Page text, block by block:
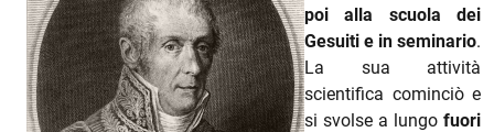
poi alla scuola dei
Gesuiti e in seminario.
La sua attività
scientifica cominciò e
si svolse a lungo fuori